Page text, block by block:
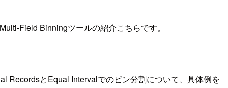
Field Binningツールの紹介こちらです。
RecordsとEqual Intervalでのビン分割について、具体例を